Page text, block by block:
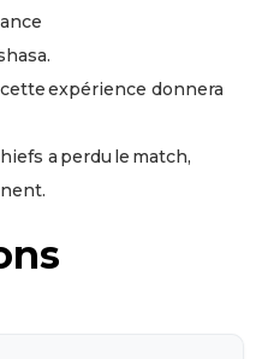
expérience donnera
a perdu le match,